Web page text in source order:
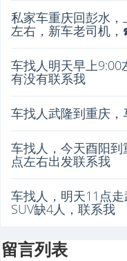
私家车重庆回彭水
左右，新车老司机
车找人明天早上9:00
有没有联系我
车找人武隆到重庆，
车找人，今天酉阳
点左右出发联系我
车找人，明天11点
SUV缺4人，联系我
留言列表